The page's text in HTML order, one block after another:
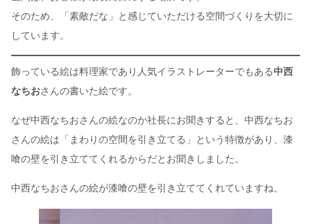
そのため、「素敵だな」と感じていただける空間づくりを大切に
しています。
飾っている絵は料理家であり人気イラストレーターでもある中西
なちおさんの書いた絵です。
なぜ中西なちおさんの絵なのか社長にお聞きすると、中西なちお
さんの絵は「まわりの空間を引き立てる」という特徴があり、漆
喰の壁を引き立ててくれるからだとお聞きしました。
中西なちおさんの絵が漆喰の壁を引き立ててくれていますね。